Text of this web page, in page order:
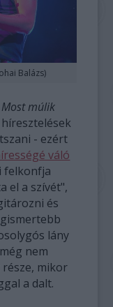
Balázs)
Most múlik
- ezért
váló
felkonfja
el a szívét",
és
lány
nem
mikor
a dalt.